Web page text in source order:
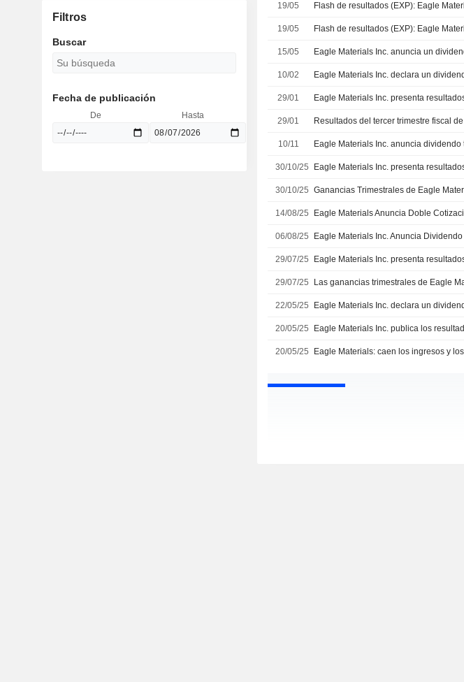
19/05
19/05
15/05
10/02
29/01
29/01
10/11
30/10/25
30/10/25 Ganancias Trimestrales de Eagle
14/08/25 Eagle Materials Anuncia Doble
06/08/25
29/07/25
29/07/25
22/05/25
20/05/25
20/05/25
Filtros
Buscar
Fecha de publicación
De Hasta